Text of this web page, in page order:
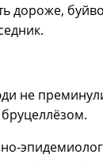
дороже,
не